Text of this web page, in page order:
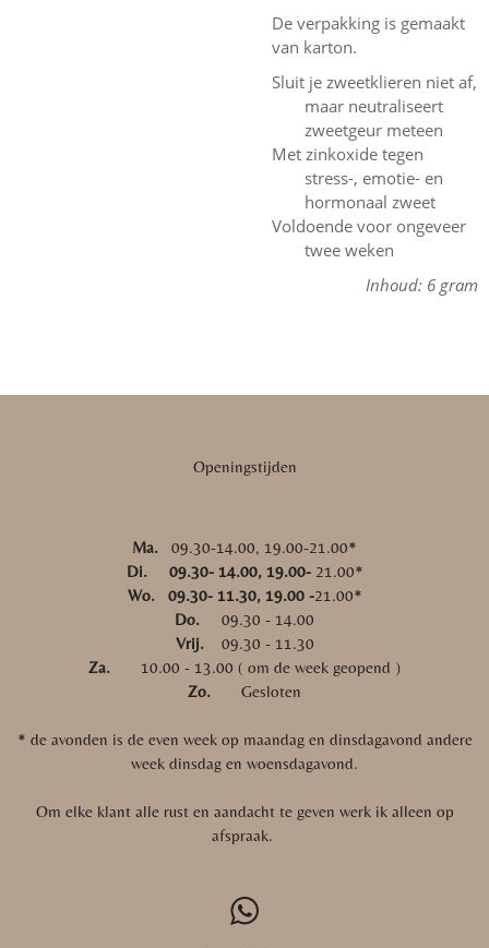
De verpakking is gemaakt
van karton.
Sluit je zweetklieren niet af,
maar neutraliseert
zweetgeur meteen
Met zinkoxide tegen
stress-, emotie- en
hormonaal zweet
Voldoende voor ongeveer
twee weken
Inhoud: 6 gram
Openingstijden
Ma. 09.30-14.00, 19.00-21.00*
Di. 09.30- 14.00, 19.00- 21.00*
Wo. 09.30- 11.30, 19.00 -21.00*
Do. 09.30 - 14.00
Vrij.
09.30 - 11.30
Za. 10.00 - 13.00 ( om de week geopend )
Zo.
Gesloten
* de avonden is de even week op maandag en dinsdagavond andere
week dinsdag en woensdagavond.
Om elke klant alle rust en aandacht te geven werk ik alleen op
afspraak.